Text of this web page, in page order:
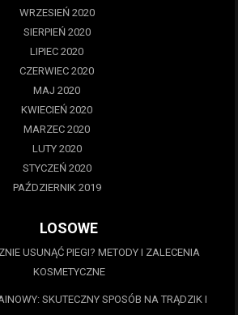
WRZESIEŃ 2020
SIERPIEŃ 2020
LIPIEC 2020
CZERWIEC 2020
MAJ 2020
KWIECIEŃ 2020
MARZEC 2020
LUTY 2020
STYCZEŃ 2020
PAŹDZIERNIK 2019
LOSOWE
USUNĄĆ PIEGI? METODY I ZALECENIA
KOSMETYCZNE
SKUTECZNY SPOSÓB NA TRĄDZIK I